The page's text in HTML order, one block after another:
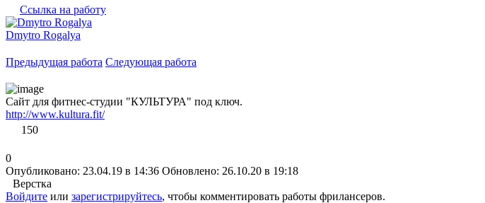
Ссылка на работу
Dmytro Rogalya
Предыдущая работа Следующая работа
Сайт для фитнес-студии "КУЛЬТУРА" под ключ.
http://www.kultura.fit/
150
0
Опубликовано: 23.04.19 в 14:36 Обновлено: 26.10.20 в 19:18
Верстка
Войдите или зарегистрируйтесь, чтобы комментировать работы фрилансеров.